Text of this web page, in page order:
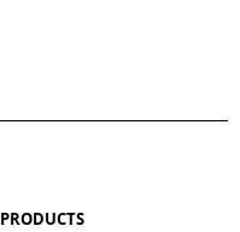
PRODUCTS